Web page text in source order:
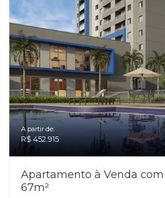
A partir de:
R$ 452.915
Apartamento à Venda
67m²